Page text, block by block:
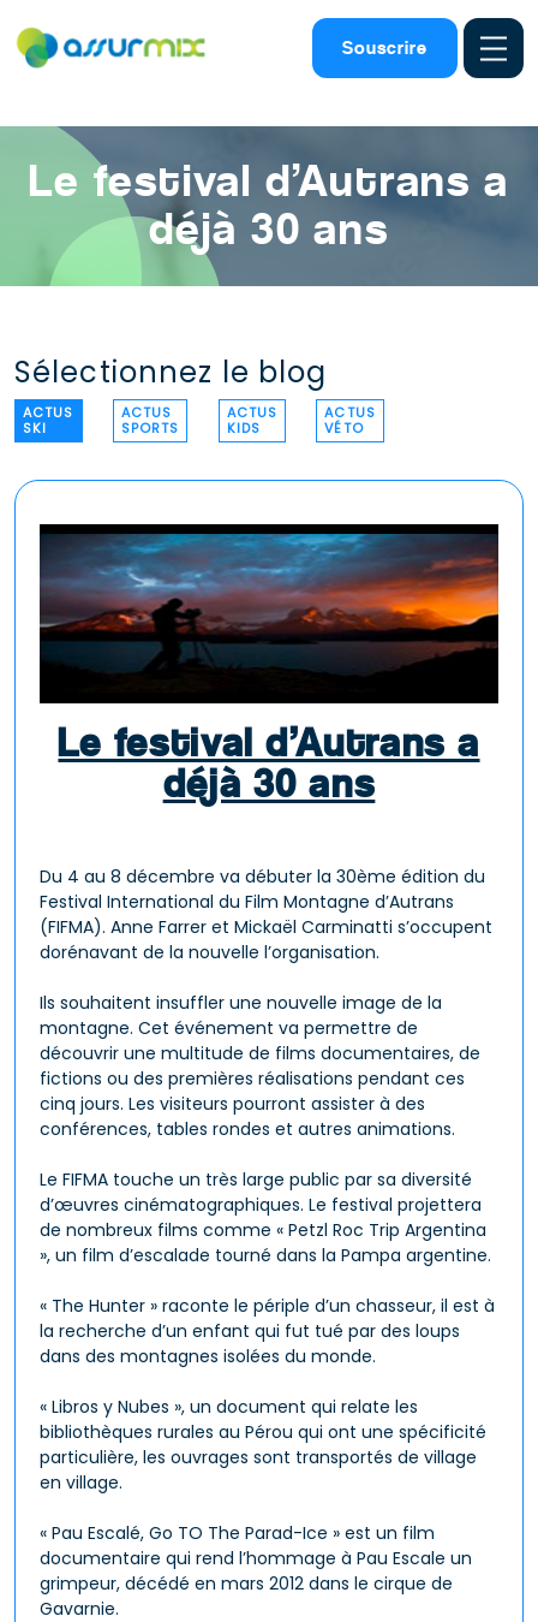
Souscrire
Assurance ski Festival autrans 30 ans
Le festival d’Autrans a
déjà 30 ans
Sélectionnez le blog
ACTUS
SKI
ACTUS
SPORTS
ACTUS
KIDS
ACTUS
VÉTO
Le festival d’Autrans a
déjà 30 ans
Du 4 au 8 décembre va débuter la 30ème édition du
Festival International du Film Montagne d’Autrans
(FIFMA). Anne Farrer et Mickaël Carminatti s’occupent
dorénavant de la nouvelle l’organisation.
Ils souhaitent insuffler une nouvelle image de la
montagne. Cet événement va permettre de
découvrir une multitude de films documentaires, de
fictions ou des premières réalisations pendant ces
cinq jours. Les visiteurs pourront assister à des
conférences, tables rondes et autres animations.
Le FIFMA touche un très large public par sa diversité
d’œuvres cinématographiques. Le festival projettera
de nombreux films comme « Petzl Roc Trip Argentina
», un film d’escalade tourné dans la Pampa argentine.
« The Hunter » raconte le périple d’un chasseur, il est à
la recherche d’un enfant qui fut tué par des loups
dans des montagnes isolées du monde.
« Libros y Nubes », un document qui relate les
bibliothèques rurales au Pérou qui ont une spécificité
particulière, les ouvrages sont transportés de village
en village.
« Pau Escalé, Go TO The Parad-Ice » est un film
documentaire qui rend l’hommage à Pau Escale un
grimpeur, décédé en mars 2012 dans le cirque de
Gavarnie.